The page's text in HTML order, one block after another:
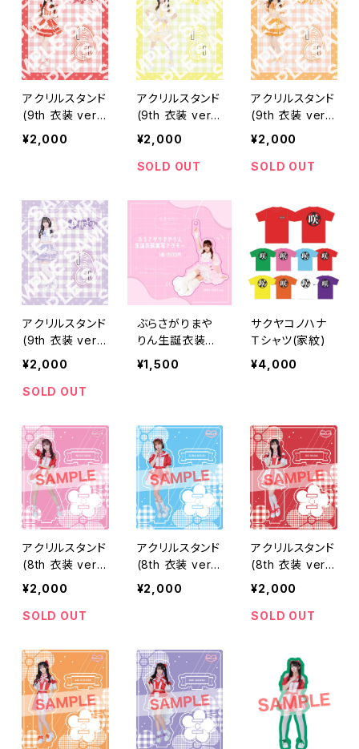
アクリルスタンド
(9th 衣装 ver.)
【永井 里桜】
¥2,000
アクリルスタンド
(9th 衣装 ver.)
【月見 める】
¥2,000
SOLD OUT
アクリルスタンド
(9th 衣装 ver.)
【星野 あみ】
¥2,000
SOLD OUT
アクリルスタンド
(9th 衣装 ver.)
【櫻井 さり】
¥2,000
SOLD OUT
ぶらさがりまや
りん生誕衣装実
写アクキー
¥1,500
サクヤコノハナ
Ｔシャツ(家紋)
¥4,000
アクリルスタンド
(8th 衣装 ver.)
【坂井 真彩】
¥2,000
SOLD OUT
アクリルスタンド
(8th 衣装 ver.)
【水城 こま】
¥2,000
アクリルスタンド
(8th 衣装 ver.)
【永井 里桜】
¥2,000
SOLD OUT